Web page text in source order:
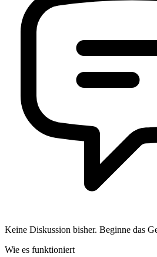
Keine Diskussion bisher. Beginne das
Wie es funktioniert